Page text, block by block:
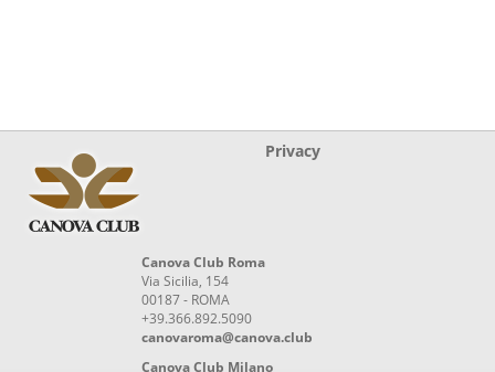
Privacy
Canova Club Roma
Via Sicilia, 154
00187 - ROMA
+39.366.892.5090
canovaroma@canova.club
Canova Club Milano